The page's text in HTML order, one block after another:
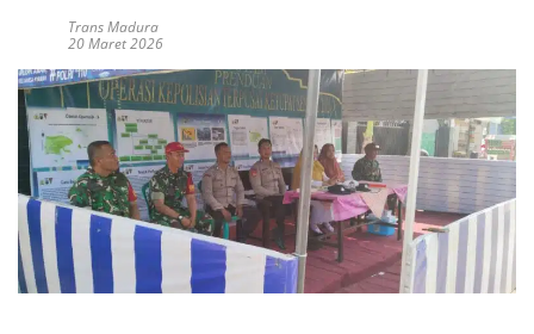
Trans Madura
20 Maret 2026